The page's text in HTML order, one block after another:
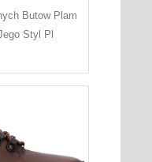
Butow Plam
Styl Pl